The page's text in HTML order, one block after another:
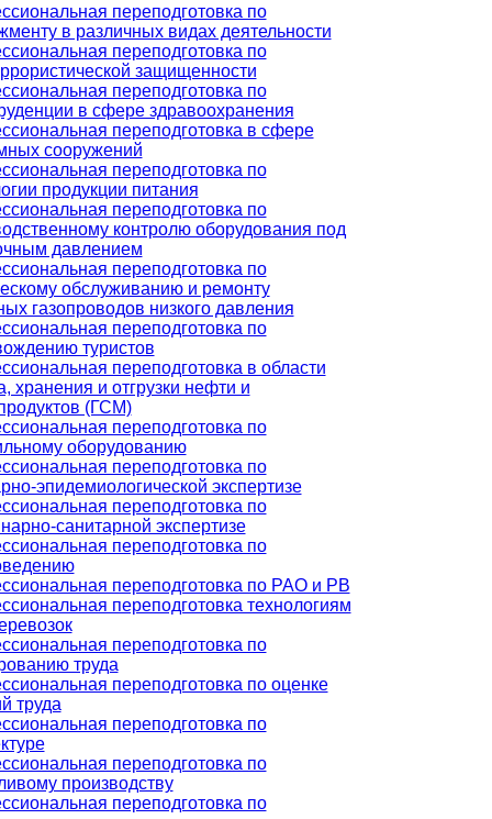
переподготовка по
в различных видах деятельности
переподготовка по
защищенности
переподготовка по
в сфере здравоохранения
переподготовка в сфере
сооружений
переподготовка по
продукции питания
переподготовка по
контролю оборудования под
давлением
переподготовка по
обслуживанию и ремонту
газопроводов низкого давления
переподготовка по
туристов
переподготовка в области
хранения и отгрузки нефти и
(ГСМ)
переподготовка по
оборудованию
переподготовка по
эпидемиологической экспертизе
переподготовка по
санитарной экспертизе
переподготовка по
переподготовка по РАО и РВ
переподготовка технологиям
переподготовка по
труда
переподготовка по оценке
труда
переподготовка по
переподготовка по
производству
переподготовка по